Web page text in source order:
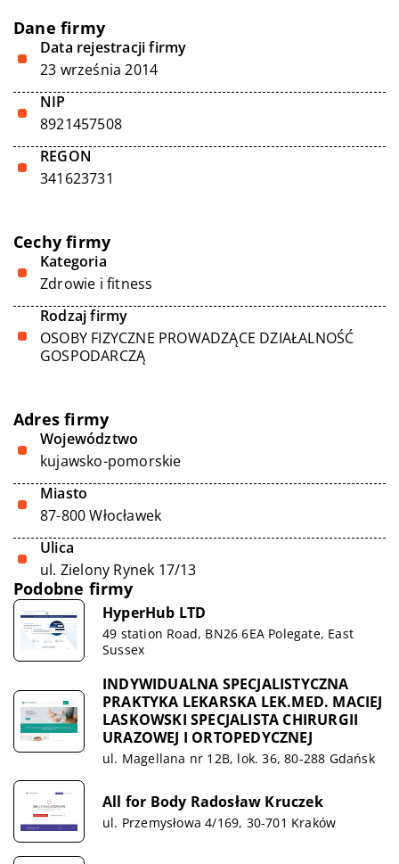
Dane firmy
Data rejestracji firmy
23 września 2014
NIP
8921457508
REGON
341623731
Cechy firmy
Kategoria
Zdrowie i fitness
Rodzaj firmy
OSOBY FIZYCZNE PROWADZĄCE DZIAŁALNOŚĆ
GOSPODARCZĄ
Adres firmy
Województwo
kujawsko-pomorskie
Miasto
87-800 Włocławek
Ulica
ul. Zielony Rynek 17/13
Podobne firmy
HyperHub LTD
49 station Road, BN26 6EA Polegate, East
Sussex
INDYWIDUALNA SPECJALISTYCZNA
PRAKTYKA LEKARSKA LEK.MED. MACIEJ
LASKOWSKI SPECJALISTA CHIRURGII
URAZOWEJ I ORTOPEDYCZNEJ
ul. Magellana nr 12B, lok. 36, 80-288 Gdańsk
All for Body Radosław Kruczek
ul. Przemysłowa 4/169, 30-701 Kraków